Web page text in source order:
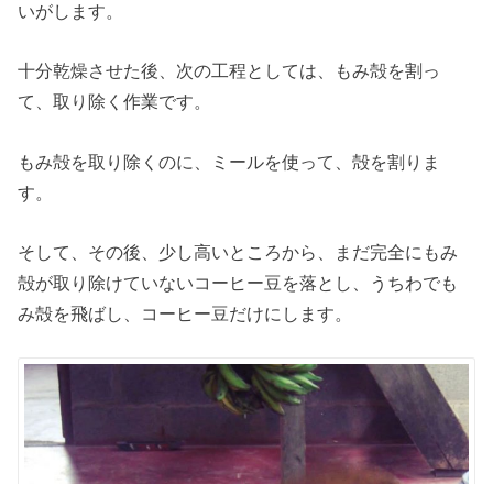
いがします。
十分乾燥させた後、次の工程としては、もみ殻を割っ
て、取り除く作業です。
もみ殻を取り除くのに、ミールを使って、殻を割りま
す。
そして、その後、少し高いところから、まだ完全にもみ
殻が取り除けていないコーヒー豆を落とし、うちわでも
み殻を飛ばし、コーヒー豆だけにします。